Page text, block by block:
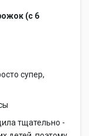
(с 6
супер,
тщательно -